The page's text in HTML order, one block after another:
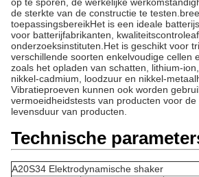
de sterkte van de constructie te
toepassingsbereikHet is een ideale
voor batterijfabrikanten,
onderzoeksinstituten.Het is geschikt voor
verschillende soorten enkelvoudige cellen
zoals het opladen van schatten, lithium-
nikkel-cadmium, loodzuur en nikkel-
Vibratieproeven kunnen ook worden
vermoeidheidstests van producten voor
levensduur van producten.
Technische
A20S34 Elektrodynamische shaker